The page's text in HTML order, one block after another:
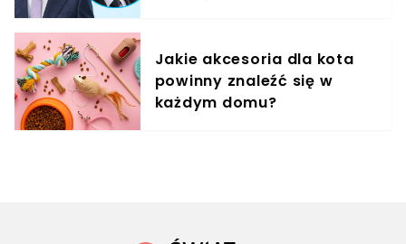
Jakie akcesoria dla kota
powinny znaleźć się w
każdym domu?